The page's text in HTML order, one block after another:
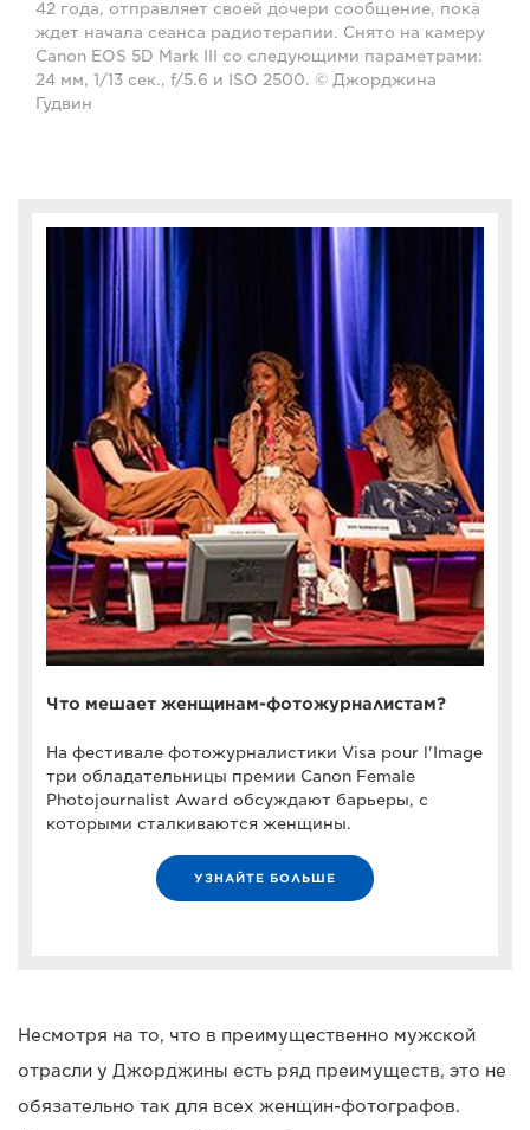
42 года, отправляет своей дочери сообщение, пока
ждет начала сеанса радиотерапии. Снято на камеру
Canon EOS 5D Mark III со следующими параметрами:
24 мм, 1/13 сек., f/5.6 и ISO 2500. © Джорджина
Гудвин
Что мешает женщинам-фотожурналистам?
На фестивале фотожурналистики Visa pour l'Image
три обладательницы премии Canon Female
Photojournalist Award обсуждают барьеры, с
которыми сталкиваются женщины.
УЗНАЙТЕ БОЛЬШЕ
Несмотря на то, что в преимущественно мужской
отрасли у Джорджины есть ряд преимуществ, это не
обязательно так для всех женщин-фотографов.